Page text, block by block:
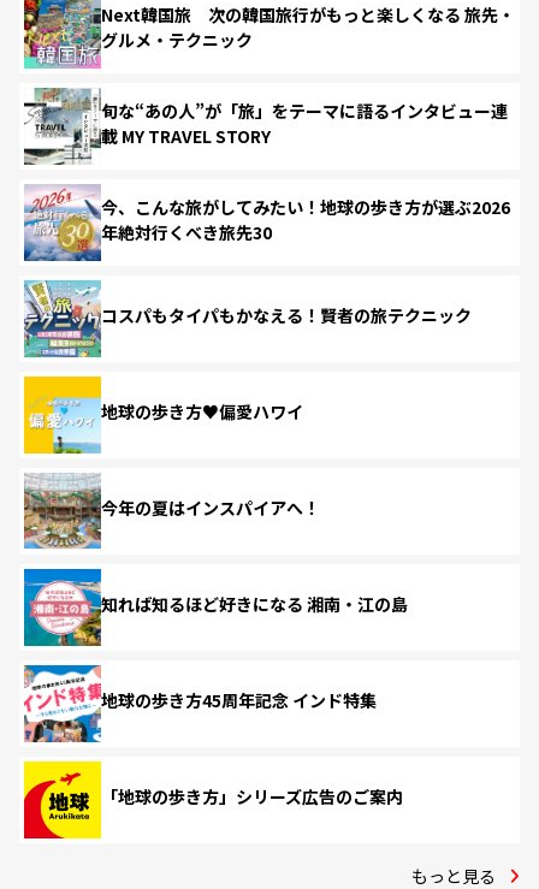
Next韓国旅 次の韓国旅行がもっと楽しくなる 旅先・
グルメ・テクニック
旬な“あの人”が「旅」をテーマに語るインタビュー連
載 MY TRAVEL STORY
今、こんな旅がしてみたい！地球の歩き方が選ぶ2026
年絶対行くべき旅先30
コスパもタイパもかなえる！賢者の旅テクニック
地球の歩き方♥偏愛ハワイ
今年の夏はインスパイアへ！
知れば知るほど好きになる 湘南・江の島
地球の歩き方45周年記念 インド特集
「地球の歩き方」シリーズ広告のご案内
もっと見る